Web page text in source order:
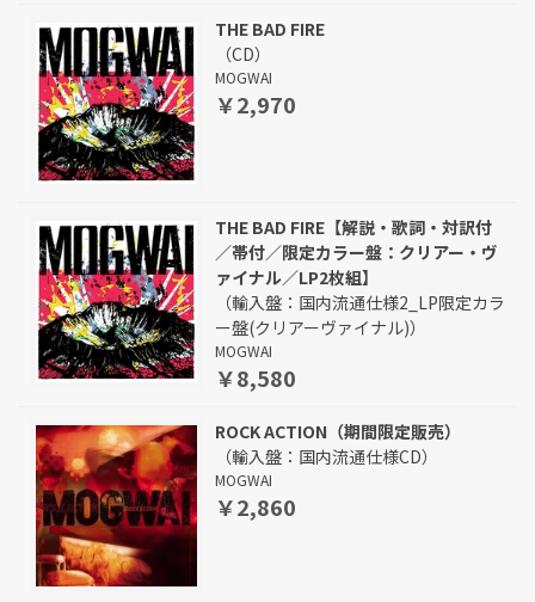
THE BAD FIRE
（CD）
MOGWAI
￥2,970
THE BAD FIRE【解説・歌詞・対訳付
／帯付／限定カラー盤：クリアー・ヴ
ァイナル／LP2枚組】
（輸入盤：国内流通仕様2_LP限定カラ
ー盤(クリアーヴァイナル)）
MOGWAI
￥8,580
ROCK ACTION（期間限定販売）
（輸入盤：国内流通仕様CD）
MOGWAI
￥2,860